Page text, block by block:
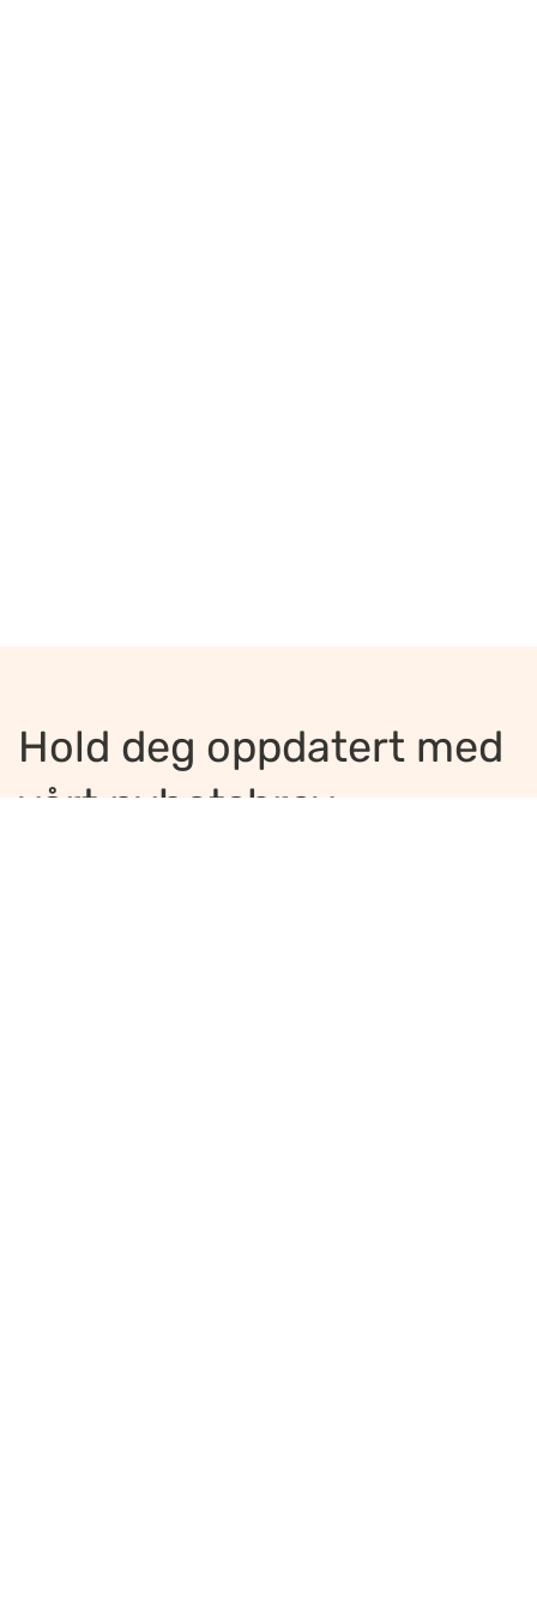
Hold deg oppdatert med
vårt nyhetsbrev